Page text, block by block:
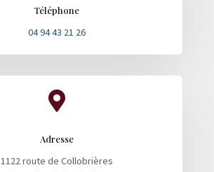
Téléphone
04 94 43 21 26

Adresse
1122 route de Collobrières